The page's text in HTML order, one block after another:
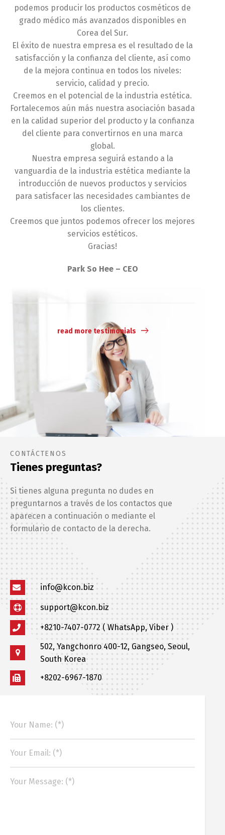
podemos producir los productos cosméticos de
grado médico más avanzados disponibles en
Corea del Sur.
El éxito de nuestra empresa es el resultado de la
satisfacción y la confianza del cliente, así como
de la mejora continua en todos los niveles:
servicio, calidad y precio.
Creemos en el potencial de la industria estética.
Fortalecemos aún más nuestra asociación basada
en la calidad superior del producto y la confianza
del cliente para convertirnos en una marca
global.
Nuestra empresa seguirá estando a la
vanguardia de la industria estética mediante la
introducción de nuevos productos y servicios
para satisfacer las necesidades cambiantes de
los clientes.
Creemos que juntos podemos ofrecer los mejores
servicios estéticos.
Gracias!
Park So Hee – CEO
read more testimonials
CONTÁCTENOS
Tienes preguntas?
Si tienes alguna pregunta no dudes en
preguntarnos a través de los contactos que
aparecen a continuación o mediante el
formulario de contacto de la derecha.
info@kcon.biz
support@kcon.biz
+8210-7407-0772 ( WhatsApp, Viber )
502, Yangchonro 400-12, Gangseo, Seoul,
South Korea
+8202-6967-1870